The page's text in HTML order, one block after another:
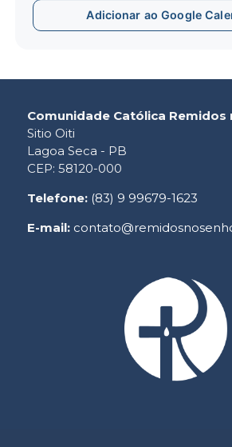
Adicionar ao Google
Comunidade Católica Remidos
Sitio Oiti
Lagoa Seca - PB
CEP: 58120-000
Telefone: (83) 9 99679-1623
E-mail: